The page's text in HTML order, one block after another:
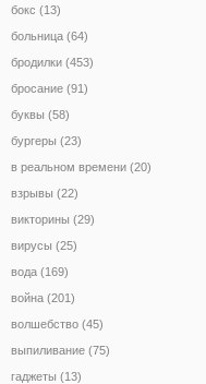
бокс (13)
больница (64)
бродилки (453)
бросание (91)
буквы (58)
бургеры (23)
в реальном времени (20)
взрывы (22)
викторины (29)
вирусы (25)
вода (169)
война (201)
волшебство (45)
выпиливание (75)
гаджеты (13)